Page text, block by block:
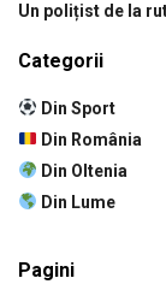
Un polițist de la
Categorii
Din Sport
Din România
Din Oltenia
Din Lume
Pagini